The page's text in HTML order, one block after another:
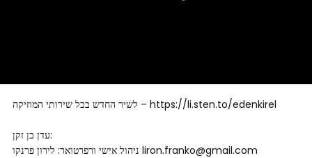
לשיר החדש בכל שירותי המוזיקה – https://li.sten.to/edenkirel
עדן בן זקן:
ניהול אישי ורפרטואר: לירון פרנקו liron.franko@gmail.com